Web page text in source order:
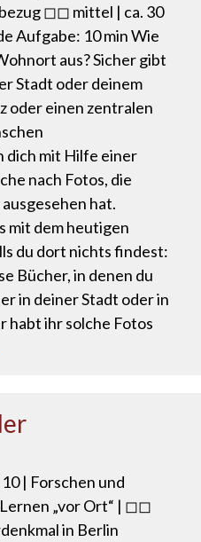
◻◻ mittel | ca. 30
Aufgabe: 10 min Wie
aus? Sicher gibt
Stadt oder deinem
oder einen zentralen
dich mit Hilfe einer
nach Fotos, die
hat.
mit dem heutigen
du dort nichts findest:
Bücher, in denen du
in deiner Stadt oder in
habt ihr solche Fotos
| Forschen und
„vor Ort“ | ◻◻
in Berlin